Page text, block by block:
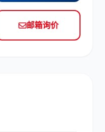
帕金斯
邮箱询价